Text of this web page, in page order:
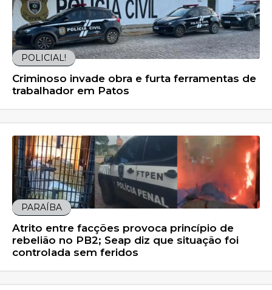
POLICIAL!
Criminoso invade obra e furta ferramentas de
trabalhador em Patos
PARAÍBA
Atrito entre facções provoca princípio de
rebelião no PB2; Seap diz que situação foi
controlada sem feridos